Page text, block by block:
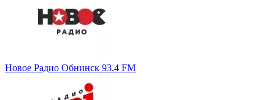
Новое Радио Обнинск 93.4 FM